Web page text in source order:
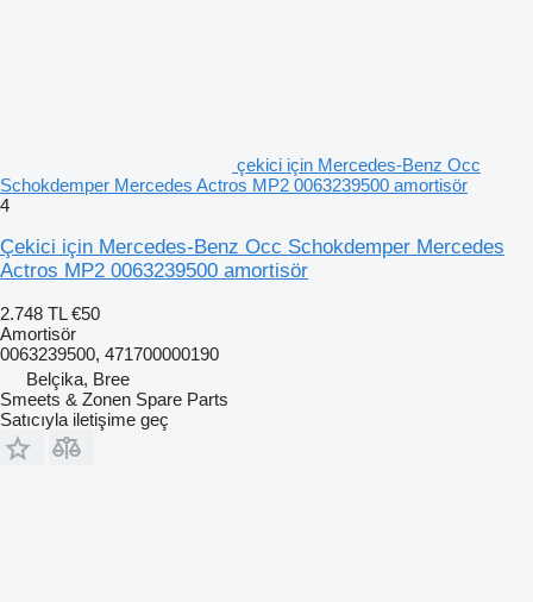
çekici için Mercedes-Benz Occ
Schokdemper Mercedes Actros MP2 0063239500 amortisör
4
Çekici için Mercedes-Benz Occ Schokdemper Mercedes
Actros MP2 0063239500 amortisör
2.748 TL €50
Amortisör
0063239500, 471700000190
Belçika, Bree
Smeets & Zonen Spare Parts
Satıcıyla iletişime geç